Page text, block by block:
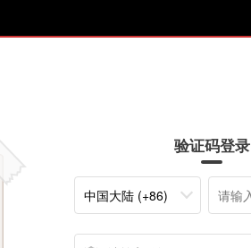
验证码登录
中国大陆 (+86)